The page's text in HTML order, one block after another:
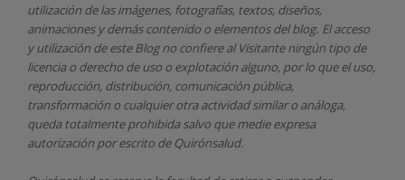
utilización de las imágenes, fotografías, textos, diseños,
animaciones y demás contenido o elementos del blog. El acceso
y utilización de este Blog no confiere al Visitante ningún tipo de
licencia o derecho de uso o explotación alguno, por lo que el uso,
reproducción, distribución, comunicación pública,
transformación o cualquier otra actividad similar o análoga,
queda totalmente prohibida salvo que medie expresa
autorización por escrito de Quirónsalud.